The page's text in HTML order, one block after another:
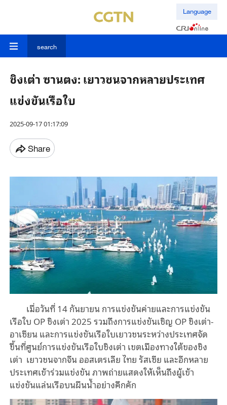
Language
search
ชิงเต่า ซานตง: เยาวชนจากหลายประเทศ
แข่งขันเรือใบ
2025-09-17 01:17:09
Share
เมื่อวันที่ 14 กันยายน การแข่งขันค่ายและการแข่งขัน
เรือใบ OP ชิงเต่า 2025 รวมถึงการแข่งขันเชิญ OP ชิงเต่า-
อาเซียน และการแข่งขันเรือใบเยาวชนระหว่างประเทศจัด
ขึ้นที่ศูนย์การแข่งขันเรือใบชิงเต่า เขตเมืองทางใต้ของชิง
เต่า เยาวชนจากจีน ออสเตรเลีย ไทย รัสเซีย และอีกหลาย
ประเทศเข้าร่วมแข่งขัน ภาพถ่ายแสดงให้เห็นถึงผู้เข้า
แข่งขันแล่นเรือบนผืนน้ำอย่างคึกคัก